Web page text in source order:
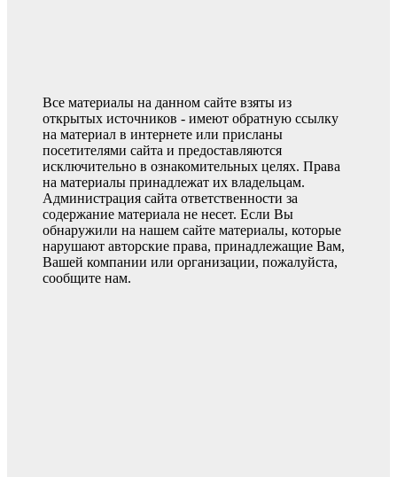
Все материалы на данном сайте взяты из
открытых источников - имеют обратную ссылку
на материал в интернете или присланы
посетителями сайта и предоставляются
исключительно в ознакомительных целях. Права
на материалы принадлежат их владельцам.
Администрация сайта ответственности за
содержание материала не несет. Если Вы
обнаружили на нашем сайте материалы, которые
нарушают авторские права, принадлежащие Вам,
Вашей компании или организации, пожалуйста,
сообщите нам.